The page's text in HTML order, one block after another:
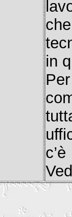
in